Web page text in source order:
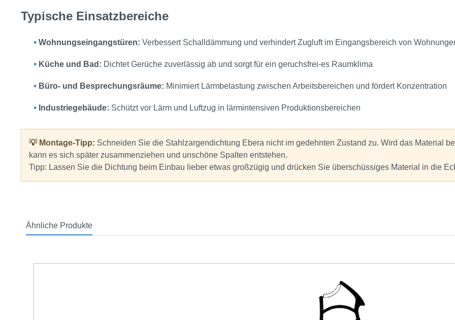
Typische Einsatzbereiche
• Wohnungseingangstüren: Verbessert Schalldämmung und verhindert Zugluft im Eingangsbereich von
• Küche und Bad: Dichtet Gerüche zuverlässig ab und sorgt für ein geruchsfrei‑es Raumklima
• Büro‑ und Besprechungsräume: Minimiert Lärmbelastung zwischen Arbeitsbereichen und fördert Konzentration
• Industriegebäude: Schützt vor Lärm und Luftzug in lärmintensiven Produktionsbereichen
💡 Montage-Tipp: Schneiden Sie die Stahlzargendichtung Ebera nicht im gedehnten Zustand zu. Wird das Material
kann es sich später zusammenziehen und unschöne Spalten entstehen.
Tipp: Lassen Sie die Dichtung beim Einbau lieber etwas großzügig und drücken Sie überschüssiges Material in die
Ähnliche Produkte